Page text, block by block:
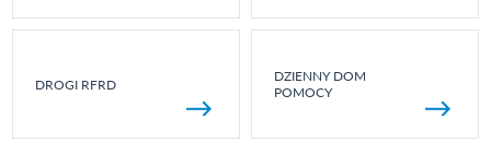
DROGI RFRD
DZIENNY DOM
POMOCY